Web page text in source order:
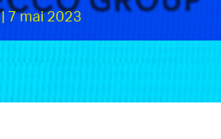
| 7 mai 2023